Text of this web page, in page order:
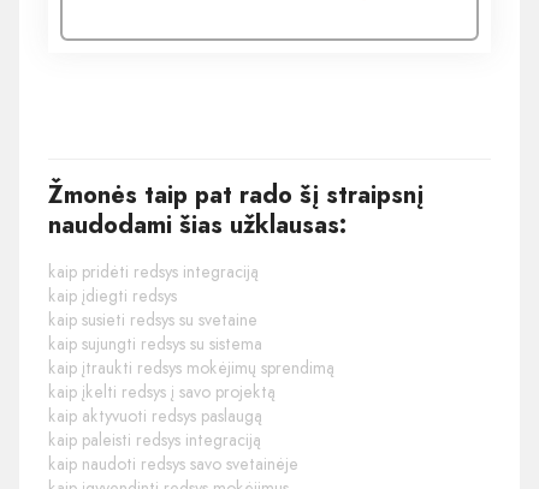
Žmonės taip pat rado šį straipsnį
naudodami šias užklausas:
kaip pridėti redsys integraciją
kaip įdiegti redsys
kaip susieti redsys su svetaine
kaip sujungti redsys su sistema
kaip įtraukti redsys mokėjimų sprendimą
kaip įkelti redsys į savo projektą
kaip aktyvuoti redsys paslaugą
kaip paleisti redsys integraciją
kaip naudoti redsys savo svetainėje